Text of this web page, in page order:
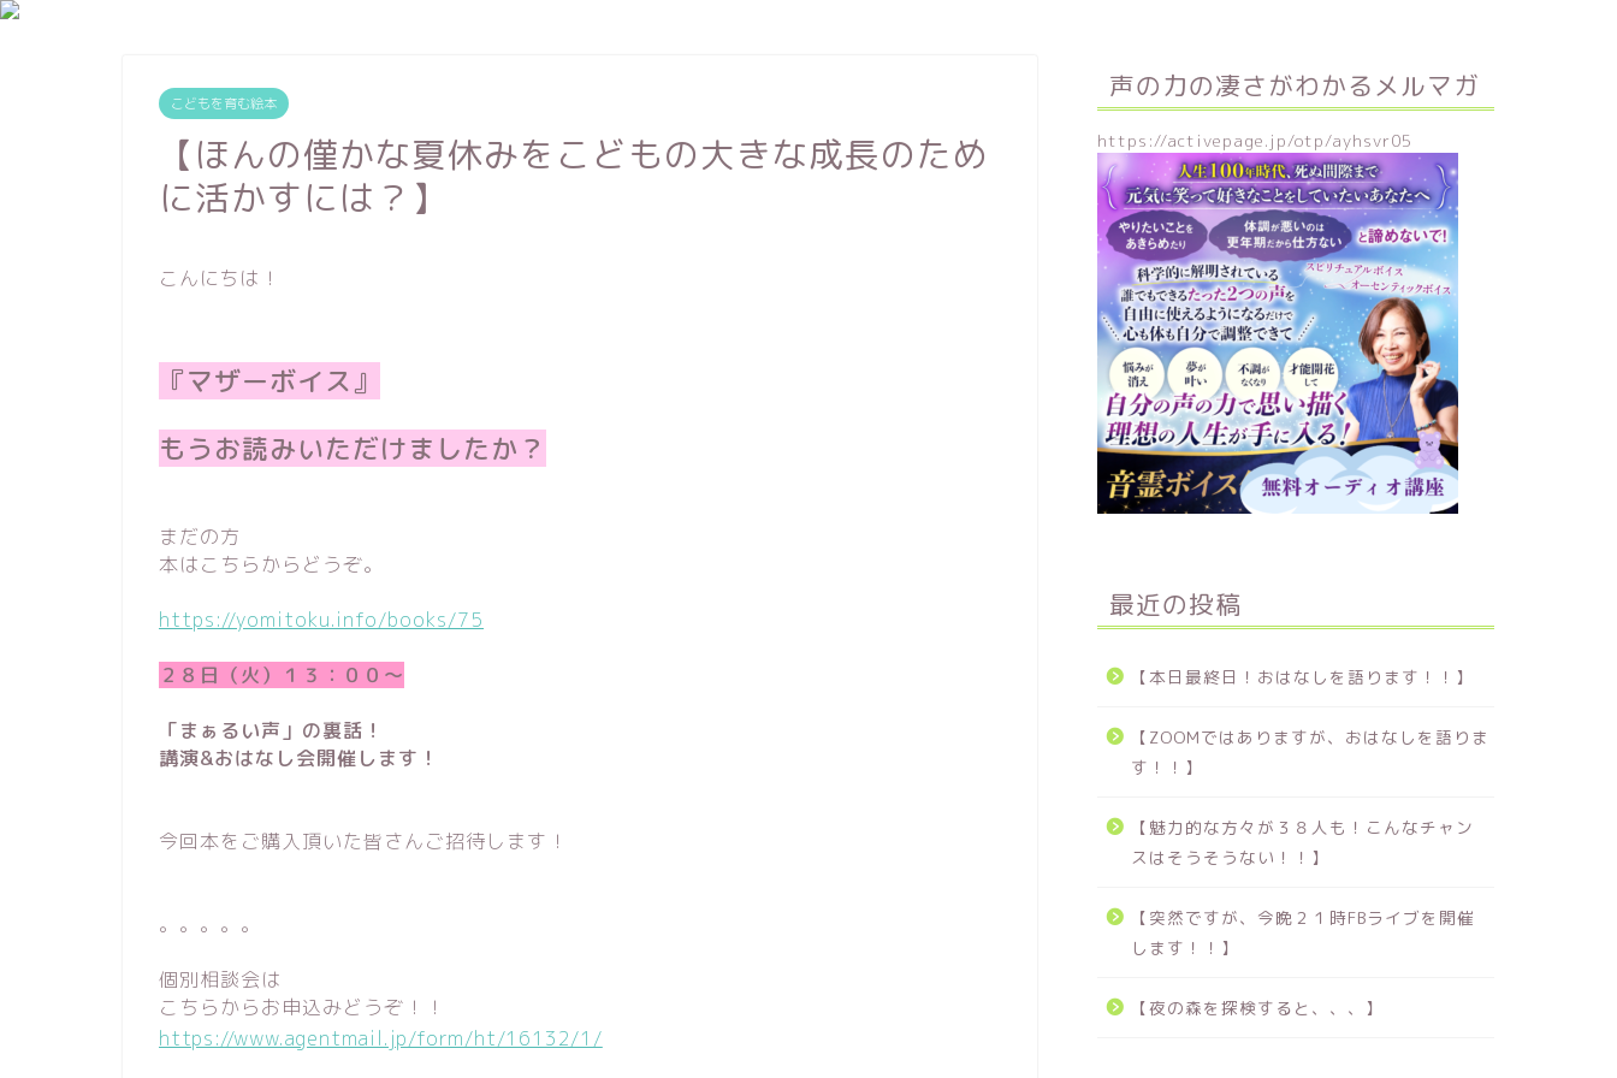
こどもを育む絵本
【ほんの僅かな夏休みをこどもの大きな成長のため
に活かすには？】
こんにちは！
『マザーボイス』
もうお読みいただけましたか？
まだの方
本はこちらからどうぞ。
https://yomitoku.info/books/75
２８日（火）１３：００〜
「まぁるい声」の裏話！
講演&おはなし会開催します！
今回本をご購入頂いた皆さんご招待します！
。。。。。
個別相談会は
こちらからお申込みどうぞ！！
https://www.agentmail.jp/form/ht/16132/1/
声の力の凄さがわかるメルマガ
https://activepage.jp/otp/ayhsvr05
最近の投稿
【本日最終日！おはなしを語ります！！】
【ZOOMではありますが、おはなしを語りま
す！！】
【魅力的な方々が３８人も！こんなチャン
スはそうそうない！！】
【突然ですが、今晩２１時FBライブを開催
します！！】
【夜の森を探検すると、、、】